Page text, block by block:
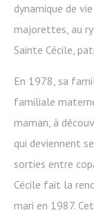
dynamique de
majorettes, au
Sainte Cécile,
En 1978, sa
familiale
maman, à
qui deviennent
sorties entre
Cécile fait la
mari en 1987.